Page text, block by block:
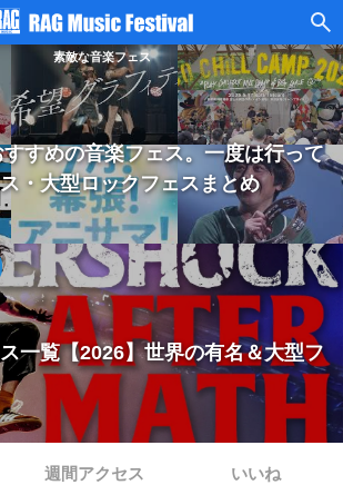
素敵な音楽フェス
すすめの音楽フェス。一度は行って
・大型ロックフェスまとめ
一覧【2026】世界の有名＆大型フ
週間アクセス いいね